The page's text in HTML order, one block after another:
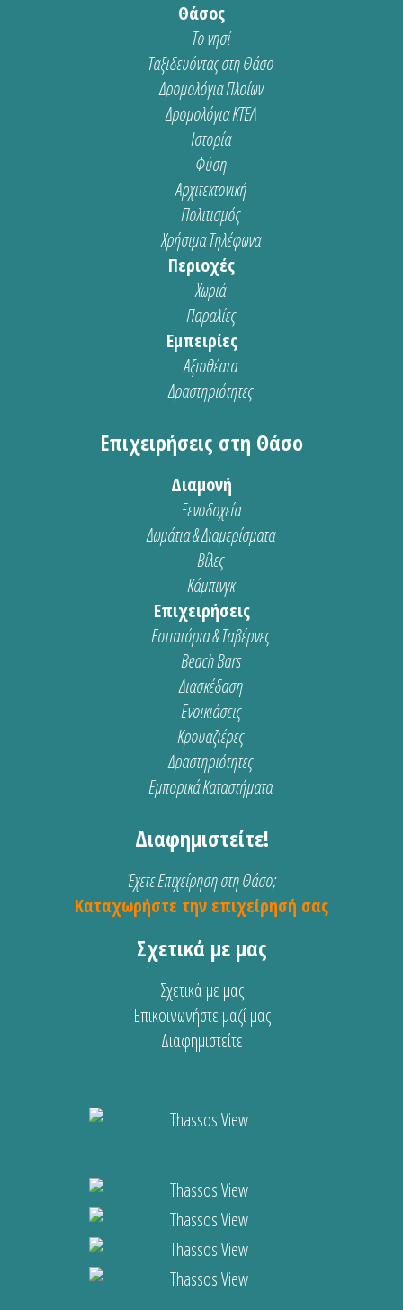
Θάσος
Το νησί
Ταξιδευόντας στη Θάσο
Δρομολόγια Πλοίων
Δρομολόγια ΚΤΕΛ
Ιστορία
Φύση
Αρχιτεκτονική
Πολιτισμός
Χρήσιμα Τηλέφωνα
Περιοχές
Χωριά
Παραλίες
Εμπειρίες
Αξιοθέατα
Δραστηριότητες
Επιχειρήσεις στη Θάσο
Διαμονή
Ξενοδοχεία
Δωμάτια & Διαμερίσματα
Βίλες
Κάμπινγκ
Επιχειρήσεις
Εστιατόρια & Ταβέρνες
Beach Bars
Διασκέδαση
Ενοικιάσεις
Κρουαζιέρες
Δραστηριότητες
Εμπορικά Καταστήματα
Διαφημιστείτε!
Έχετε Επιχείρηση στη Θάσο;
Καταχωρήστε την επιχείρησή σας
Σχετικά με μας
Σχετικά με μας
Επικοινωνήστε μαζί μας
Διαφημιστείτε